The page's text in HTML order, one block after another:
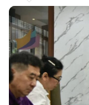
เรื่องโอกาสของกา
รวมถึงการเชื่อมโย
ที่ 6 ส.ค. 2563 เน้น
อาร์เซ็ป
ทั้งนี้ ผู้ที่สนใจสามา